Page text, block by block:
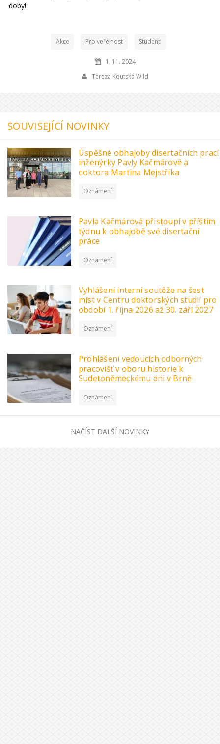
doby!
Akce Pro veřejnost Studenti
1. 11. 2024
Tereza Koutská Wild
SOUVISEJÍCÍ NOVINKY
Úspěšné obhajoby disertačních prací
inženýrky Pavly Kačmárové a
doktora Martina Mejstříka
Oznámení
Pavla Kačmárová přistoupí v příštím
týdnu k obhajobě své disertační
práce
Oznámení
Vyhlášení interní soutěže na šest
míst v Centru doktorských studií pro
období 1. října 2026 až 30. září 2027
Oznámení
Prohlášení vedoucích odborných
pracovišť v oboru historie k
Sudetoněmeckému dni v Brně
Oznámení
NAČÍST DALŠÍ NOVINKY